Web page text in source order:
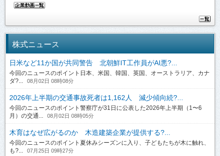
株式ニュース
日米など11か国が共同警告 北朝鮮IT工作員がAI悪?...
今回のニュースのポイント日本、米国、韓国、英国、オーストラリア、カナ
ダ?...
08月02日 08時08分
2026年上半期の交通事故死者は1,162人 減少傾向続?...
今回のニュースのポイント警察庁が31日に公表した2026年上半期（1〜6
月）の交通...
08月02日 08時05分
木育はなぜ広がるのか 木造建築企業が提供する?...
今回のニュースのポイント夏休みシーズンに入り、子どもたちが木に触れ、
も?...
07月25日 09時27分